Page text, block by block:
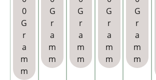
0
G
r
a
m
m
G
r
a
m
m
G
r
a
m
m
h
G
r
a
m
m
G
r
a
m
m